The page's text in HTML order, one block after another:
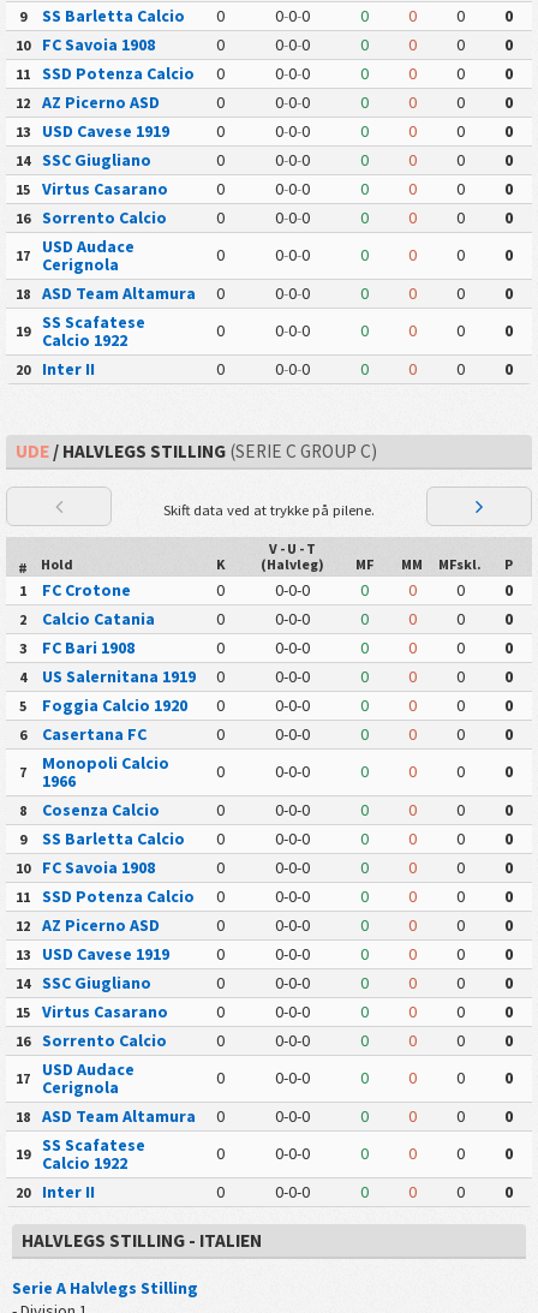
9 SS Barletta Calcio 0 0-0-0 0 0 0 0
10 FC Savoia 1908 0 0-0-0 0 0 0 0
11 SSD Potenza Calcio 0 0-0-0 0 0 0 0
12 AZ Picerno ASD 0 0-0-0 0 0 0 0
13 USD Cavese 1919 0 0-0-0 0 0 0 0
14 SSC Giugliano 0 0-0-0 0 0 0 0
15 Virtus Casarano 0 0-0-0 0 0 0 0
16 Sorrento Calcio 0 0-0-0 0 0 0 0
17
USD Audace
Cerignola
0 0-0-0 0 0 0 0
18 ASD Team Altamura 0 0-0-0 0 0 0 0
19
SS Scafatese
Calcio 1922
0 0-0-0 0 0 0 0
20 Inter II 0 0-0-0 0 0 0 0
UDE/ HALVLEGS STILLING(SERIE C GROUP C)
Skift data ved at trykke på pilene.
# Hold K
V - U - T
(Halvleg)
MF MM MFskl.
P
1
FC Crotone 0 0-0-0 0 0 0 0
2 Calcio Catania 0 0-0-0 0 0 0 0
3 FC Bari 1908 0 0-0-0 0 0 0 0
4 US Salernitana 1919 0 0-0-0 0 0 0 0
5 Foggia Calcio 1920 0 0-0-0 0 0 0 0
6 Casertana FC 0 0-0-0 0 0 0 0
7
Monopoli Calcio
1966
0 0-0-0 0 0 0 0
8 Cosenza Calcio 0 0-0-0 0 0 0 0
9 SS Barletta Calcio 0 0-0-0 0 0 0 0
10 FC Savoia 1908 0 0-0-0 0 0 0 0
11 SSD Potenza Calcio 0 0-0-0 0 0 0 0
12 AZ Picerno ASD 0 0-0-0 0 0 0 0
13 USD Cavese 1919 0 0-0-0 0 0 0 0
14 SSC Giugliano 0 0-0-0 0 0 0 0
15 Virtus Casarano 0 0-0-0 0 0 0 0
16 Sorrento Calcio 0 0-0-0 0 0 0 0
17
USD Audace
Cerignola
0 0-0-0 0 0 0 0
18 ASD Team Altamura 0 0-0-0 0 0 0 0
19
SS Scafatese
Calcio 1922
0 0-0-0 0 0 0 0
20 Inter II 0 0-0-0 0 0 0 0
HALVLEGS STILLING - ITALIEN
Serie A Halvlegs Stilling